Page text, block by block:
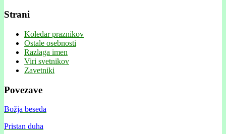
Strani
Koledar praznikov
Ostale osebnosti
Razlaga imen
Viri svetnikov
Zavetniki
Povezave
Božja beseda
Pristan duha